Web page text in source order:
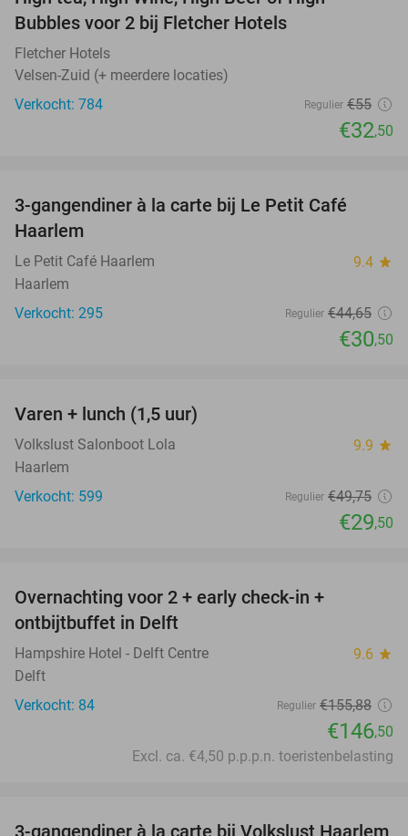
Bubbles voor 2 bij Fletcher Hotels
Fletcher Hotels
Velsen-Zuid (+ meerdere locaties)
Verkocht: 784
Regulier €55
€32,50
3-gangendiner à la carte bij Le Petit Café
Haarlem
Le Petit Café Haarlem 9.4 star
Haarlem
Verkocht: 295
Regulier €44,65
€30,50
Varen + lunch (1,5 uur)
Volkslust Salonboot Lola 9.9 star
Haarlem
Verkocht: 599
Regulier €49,75
€29,50
Overnachting voor 2 + early check-in +
ontbijtbuffet in Delft
Hampshire Hotel - Delft Centre 9.6 star
Delft
Verkocht: 84
Regulier €155,88
€146,50
Excl. ca. €4,50 p.p.p.n. toeristenbelasting